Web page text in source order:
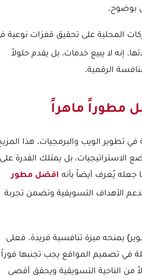
بوضوح.
المحلية على تحقيق قفزات نوعية
إنه لا يبيع خدمات، بل يقدم حلولاً
الرقمية.
مطوراً ماهراً
تطوير الويب والبرمجيات. هذا
الاستراتيجيات، بل يمتلك القدرة على
ما جعله يُعرف أيضاً بأنه افضل مطور
الأهداف التسويقية وتضمن تجربة
يمنحه ميزة تنافسية فريدة. فعلى
في تصميم المواقع يجب تجنبها فوراً
من الناحية التسويقية ويحقق أقصى